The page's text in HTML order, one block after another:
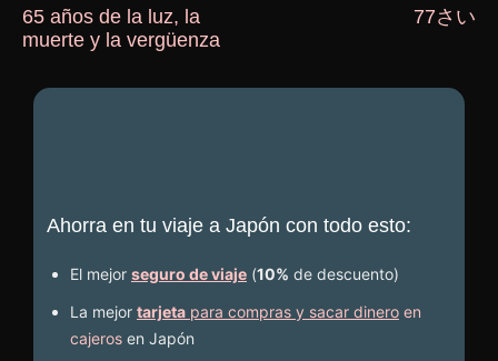
65 años de la luz, la
muerte y la vergüenza
77さい
Ahorra en tu viaje a Japón con todo esto:
El mejor seguro de viaje (10% de descuento)
La mejor tarjeta para compras y sacar dinero en
cajeros en Japón